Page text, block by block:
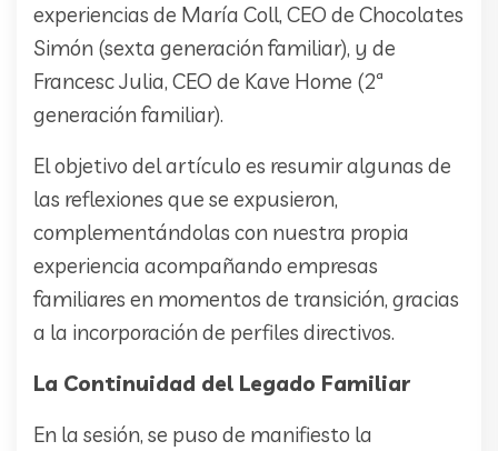
experiencias de María Coll, CEO de Chocolates
Simón (sexta generación familiar), y de
Francesc Julia, CEO de Kave Home (2ª
generación familiar).
El objetivo del artículo es resumir algunas de
las reflexiones que se expusieron,
complementándolas con nuestra propia
experiencia acompañando empresas
familiares en momentos de transición, gracias
a la incorporación de perfiles directivos.
La Continuidad del Legado Familiar
En la sesión, se puso de manifiesto la